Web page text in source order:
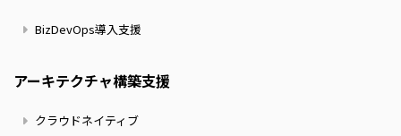
BizDevOps導入支援
アーキテクチャ構築支援
クラウドネイティブ